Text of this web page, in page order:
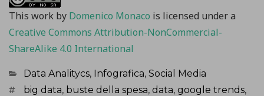
This work by Domenico Monaco is licensed under a
Creative Commons Attribution-NonCommercial-
ShareAlike 4.0 International
Categorie
Data Analitycs, Infografica, Social Media
Tagbig data, buste della spesa, data, google trends,